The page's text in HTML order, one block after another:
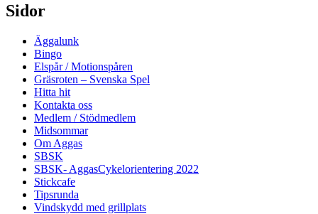
Sidor
Äggalunk
Bingo
Elspår / Motionspåren
Gräsroten – Svenska Spel
Hitta hit
Kontakta oss
Medlem / Stödmedlem
Midsommar
Om Aggas
SBSK
SBSK- AggasCykelorientering 2022
Stickcafe
Tipsrunda
Vindskydd med grillplats